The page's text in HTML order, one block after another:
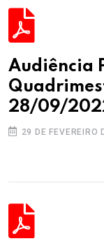
Audiência
28/09/
29 DE